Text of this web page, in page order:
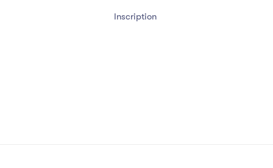
Inscription